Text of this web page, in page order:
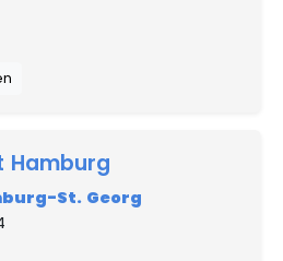
Hamburg
St. Georg